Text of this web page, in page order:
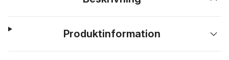
Produktinformation